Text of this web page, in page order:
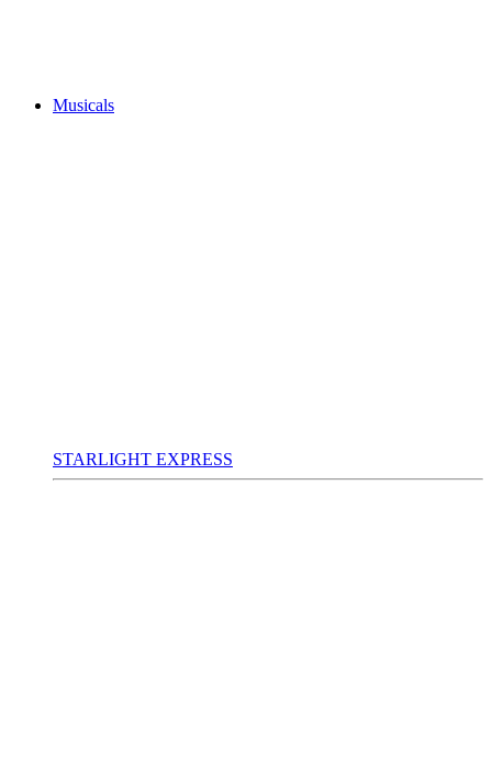
Musicals
STARLIGHT EXPRESS